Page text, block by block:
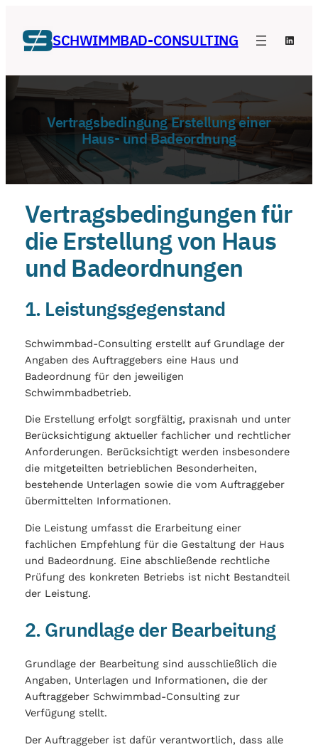
Inhalt
springen SCHWIMMBAD-CONSULTING
Vertragsbedingung Erstellung einer
Haus- und Badeordnung
Vertragsbedingungen für
die Erstellung von Haus
und Badeordnungen
1. Leistungsgegenstand
Schwimmbad-Consulting erstellt auf Grundlage der
Angaben des Auftraggebers eine Haus und
Badeordnung für den jeweiligen
Schwimmbadbetrieb.
Die Erstellung erfolgt sorgfältig, praxisnah und unter
Berücksichtigung aktueller fachlicher und rechtlicher
Anforderungen. Berücksichtigt werden insbesondere
die mitgeteilten betrieblichen Besonderheiten,
bestehende Unterlagen sowie die vom Auftraggeber
übermittelten Informationen.
Die Leistung umfasst die Erarbeitung einer
fachlichen Empfehlung für die Gestaltung der Haus
und Badeordnung. Eine abschließende rechtliche
Prüfung des konkreten Betriebs ist nicht Bestandteil
der Leistung.
2. Grundlage der Bearbeitung
Grundlage der Bearbeitung sind ausschließlich die
Angaben, Unterlagen und Informationen, die der
Auftraggeber Schwimmbad-Consulting zur
Verfügung stellt.
Der Auftraggeber ist dafür verantwortlich, dass alle